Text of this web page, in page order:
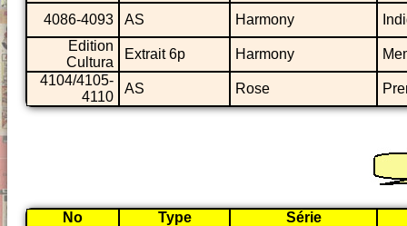
4086-4093 AS Harmony
Edition
Cultura
Extrait 6p Harmony
4104/4105-
4110
AS Rose
No Type Série